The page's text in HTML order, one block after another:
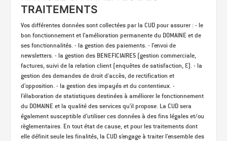
TRAITEMENTS
Vos différentes données sont collectées par la CUD pour assurer : - le
bon fonctionnement et l’amélioration permanente du DOMAINE et de
ses fonctionnalités. - la gestion des paiements. - l’envoi de
newsletters. - la gestion des BENEFICIAIRES (gestion commerciale,
factures, suivi de la relation client (enquêtes de satisfaction, …). - la
gestion des demandes de droit d'accès, de rectification et
d’opposition. - la gestion des impayés et du contentieux. -
l’élaboration de statistiques destinées à améliorer le fonctionnement
du DOMAINE et la qualité des services qu’il propose. La CUD sera
également susceptible d’utiliser ces données à des fins légales et/ou
règlementaires. En tout état de cause, et pour les traitements dont
elle définit seule les finalités, la CUD s’engage à traiter l’ensemble des